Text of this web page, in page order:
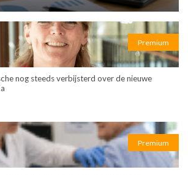
Premium
nog steeds verbijsterd over de nieuwe
Premium